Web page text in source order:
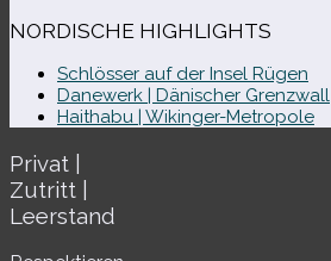
NORDISCHE HIGHLIGHTS
Schlösser auf der Insel Rügen
Danewerk | Dänischer Grenzwall
Haithabu | Wikinger-Metropole
Privat |
Zutritt |
Leerstand